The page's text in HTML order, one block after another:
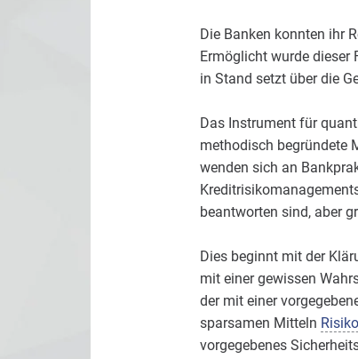
Die Banken konnten ihr
Ermöglicht wurde dieser
in Stand setzt über die
Das Instrument für
methodisch begründete
wenden sich an
beantworten sind, aber
Dies beginnt mit der
mit einer gewissen
der mit einer
sparsamen Mitteln
vorgegebenes